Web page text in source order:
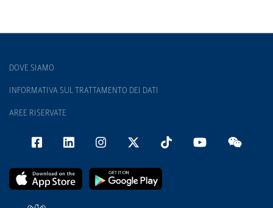
DOVE SIAMO
INFORMATIVA SUL TRATTAMENTO DEI DATI
AREE RISERVATE